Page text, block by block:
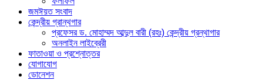
জমঈয়ত সংবাদ
কেন্দ্রীয় গ্রান্থগার
প্রফেসর ড. মোহাম্মদ আব্দুল বারী (রহঃ) কেন্দ্রীয় গ্রন্থাগার
অনলাইন লাইব্রেরী
ফাতাওয়া ও প্রশ্নোত্তর
যোগাযোগ
ডোনেশন